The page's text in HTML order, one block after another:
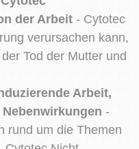
der Arbeit - Cytotec
verursachen kann,
Tod der Mutter und
Arbeit,
-
rund um die Themen